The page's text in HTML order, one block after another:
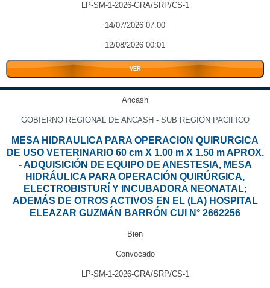
LP-SM-1-2026-GRA/SRP/CS-1
14/07/2026 07:00
12/08/2026 00:01
VER
Ancash
GOBIERNO REGIONAL DE ANCASH - SUB REGION PACIFICO
MESA HIDRAULICA PARA OPERACION QUIRURGICA
DE USO VETERINARIO 60 cm X 1.00 m X 1.50 m APROX.
- ADQUISICIÓN DE EQUIPO DE ANESTESIA, MESA
HIDRÁULICA PARA OPERACIÓN QUIRÚRGICA,
ELECTROBISTURÍ Y INCUBADORA NEONATAL;
ADEMÁS DE OTROS ACTIVOS EN EL (LA) HOSPITAL
ELEAZAR GUZMÁN BARRÓN CUI N° 2662256
Bien
Convocado
LP-SM-1-2026-GRA/SRP/CS-1